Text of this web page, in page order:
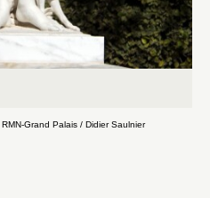
Grand Palais / Didier Saulnier